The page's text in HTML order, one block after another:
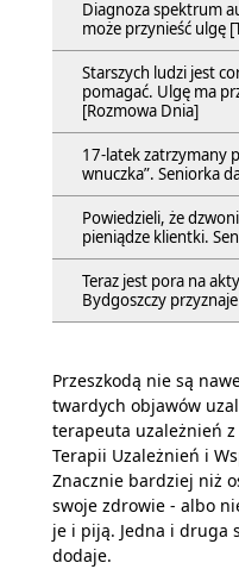
Diagnoza spektrum
może przynieść ulgę
Starszych ludzi jest
pomagać. Ulgę ma
[Rozmowa Dnia]
17-latek zatrzymany
wnuczka”. Seniorka
Powiedzieli, że
pieniądze klientki.
Teraz jest pora na
Bydgoszczy
Przeszkodą nie są
twardych objawów
terapeuta uzależnień
Terapii Uzależnień i
Znacznie bardziej niż
swoje zdrowie - albo
je i piją. Jedna i druga
dodaje.